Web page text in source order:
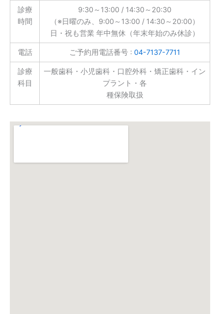
診療
時間
9:30～13:00 / 14:30～20:30
（※日曜のみ、9:00～13:00 / 14:30～20:00）
日・祝も営業 年中無休（年末年始のみ休診）
電話 ご予約用電話番号 : 04-7137-7711
診療
科目
一般歯科・小児歯科・口腔外科・矯正歯科・イン
プラント・各
種保険取扱